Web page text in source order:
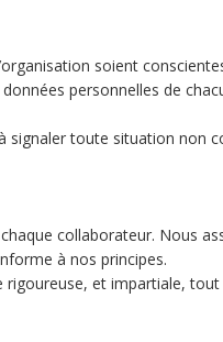
soient
personnelles de
toute situation non
collaborateur. Nous
à nos principes.
et impartiale,